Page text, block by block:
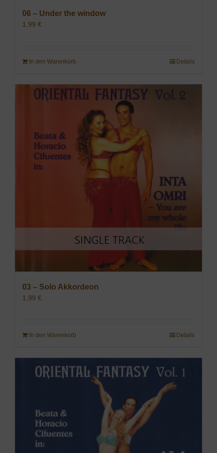
06 – Under the window
1,99 €
In den Warenkorb Details
03 – Solo Akkordeon
1,99 €
In den Warenkorb Details